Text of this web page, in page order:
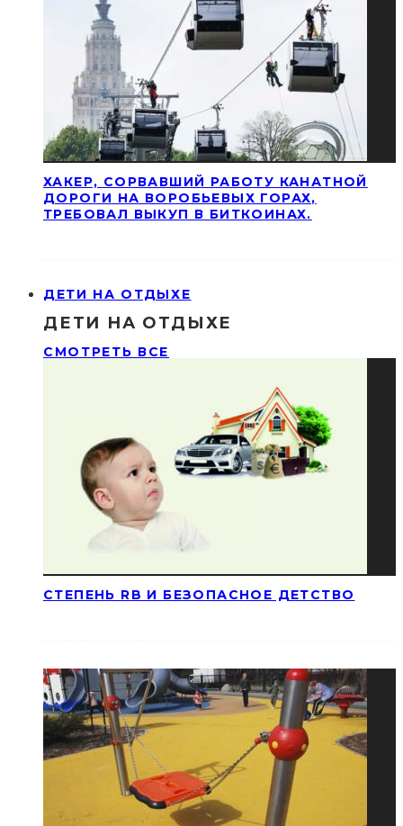
ХАКЕР, СОРВАВШИЙ РАБОТУ КАНАТНОЙ
ДОРОГИ НА ВОРОБЬЕВЫХ ГОРАХ,
ТРЕБОВАЛ ВЫКУП В БИТКОИНАХ.
ДЕТИ НА ОТДЫХЕ
ДЕТИ НА ОТДЫХЕ
СМОТРЕТЬ ВСЕ
СТЕПЕНЬ RB И БЕЗОПАСНОЕ ДЕТСТВО